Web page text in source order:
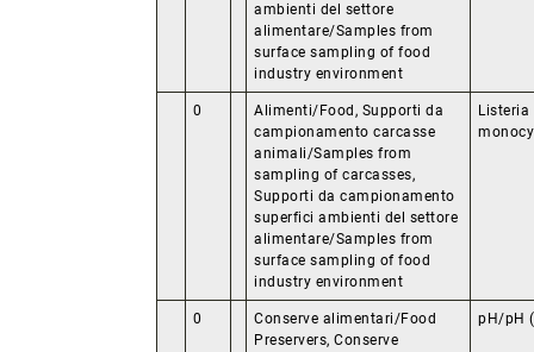
ambienti del settore
alimentare/Samples from
surface sampling of food
industry environment
0
Alimenti/Food, Supporti da
campionamento carcasse
animali/Samples from
sampling of carcasses,
Supporti da campionamento
superfici ambienti del settore
alimentare/Samples from
surface sampling of food
industry environment
0
Conserve alimentari/Food
Preservers, Conserve
pH/pH